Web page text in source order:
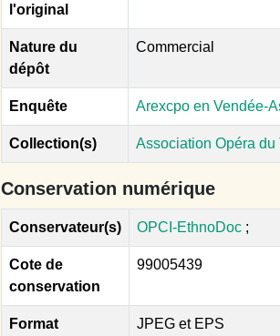
l'original
Nature du
dépôt
Commercial
Enquête Arexcpo en Vendée-
Collection(s) Association Opéra du
Conservation numérique
Conservateur(s) OPCI-EthnoDoc ;
Cote de
conservation
99005439
Format
JPEG et EPS